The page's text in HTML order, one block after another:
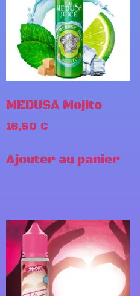
MEDUSA Mojito
16,50 €
Ajouter au panier